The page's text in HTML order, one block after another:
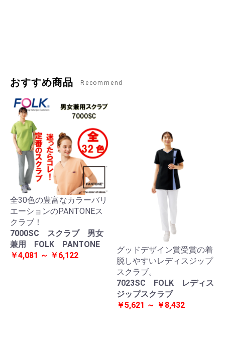
おすすめ商品 Recommend
全30色の豊富なカラーバリ
エーションのPANTONEス
クラブ！
7000SC スクラブ 男女
兼用 FOLK PANTONE
￥4,081 ～ ￥6,122
グッドデザイン賞受賞の着
脱しやすいレディスジップ
スクラブ。
7023SC FOLK レディス
ジップスクラブ
￥5,621 ～ ￥8,432